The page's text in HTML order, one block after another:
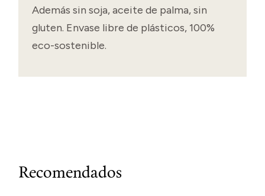
Además sin soja, aceite de palma, sin
gluten. Envase libre de plásticos, 100%
eco-sostenible.
Recomendados